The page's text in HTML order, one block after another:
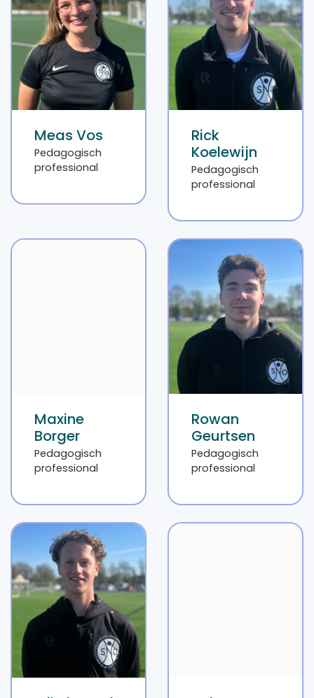
Meas Vos
Pedagogisch
professional
Rick
Koelewijn
Pedagogisch
professional
Maxine
Borger
Pedagogisch
professional
Rowan
Geurtsen
Pedagogisch
professional